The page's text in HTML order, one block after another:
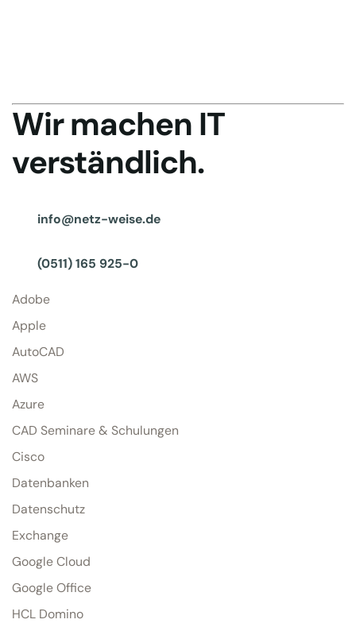
Wir machen IT
verständlich.
info@netz-weise.de
(0511) 165 925-0
Adobe
Apple
AutoCAD
AWS
Azure
CAD Seminare & Schulungen
Cisco
Datenbanken
Datenschutz
Exchange
Google Cloud
Google Office
HCL Domino